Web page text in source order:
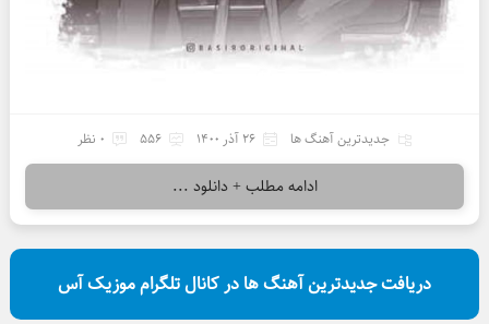
جدیدترین آهنگ ها 26 آذر 1400 556 0 نظر
ادامه مطلب + دانلود ...
دریافت جدیدترین آهنگ ها در کانال تلگرام موزیک آس